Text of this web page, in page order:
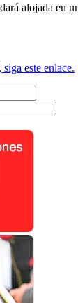
alojada en
este enlace.